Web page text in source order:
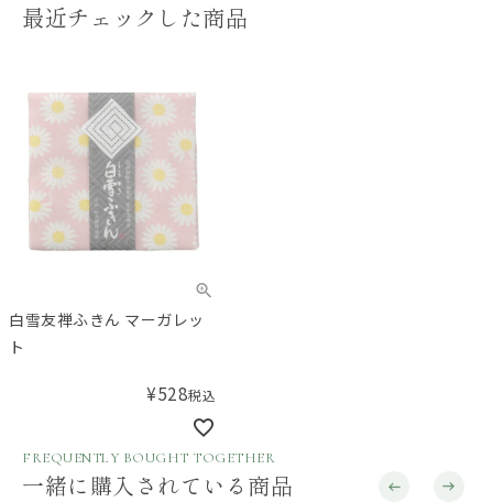
最近チェックした商品
白雪友禅ふきん マーガレッ
ト
¥528税込
FREQUENTLY BOUGHT TOGETHER
一緒に購入されている商品